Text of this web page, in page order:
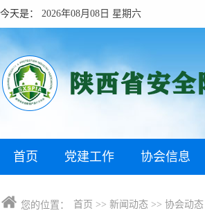
今天是： 2026年08月08日 星期六
首页 党建工作 协会信息
您的位置： 首页 >> 新闻动态 >> 协会动态